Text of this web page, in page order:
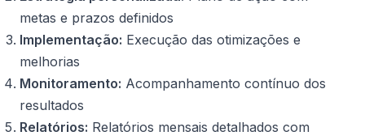
metas e prazos definidos
Implementação: Execução das otimizações e
melhorias
Monitoramento: Acompanhamento contínuo dos
resultados
Relatórios: Relatórios mensais detalhados com